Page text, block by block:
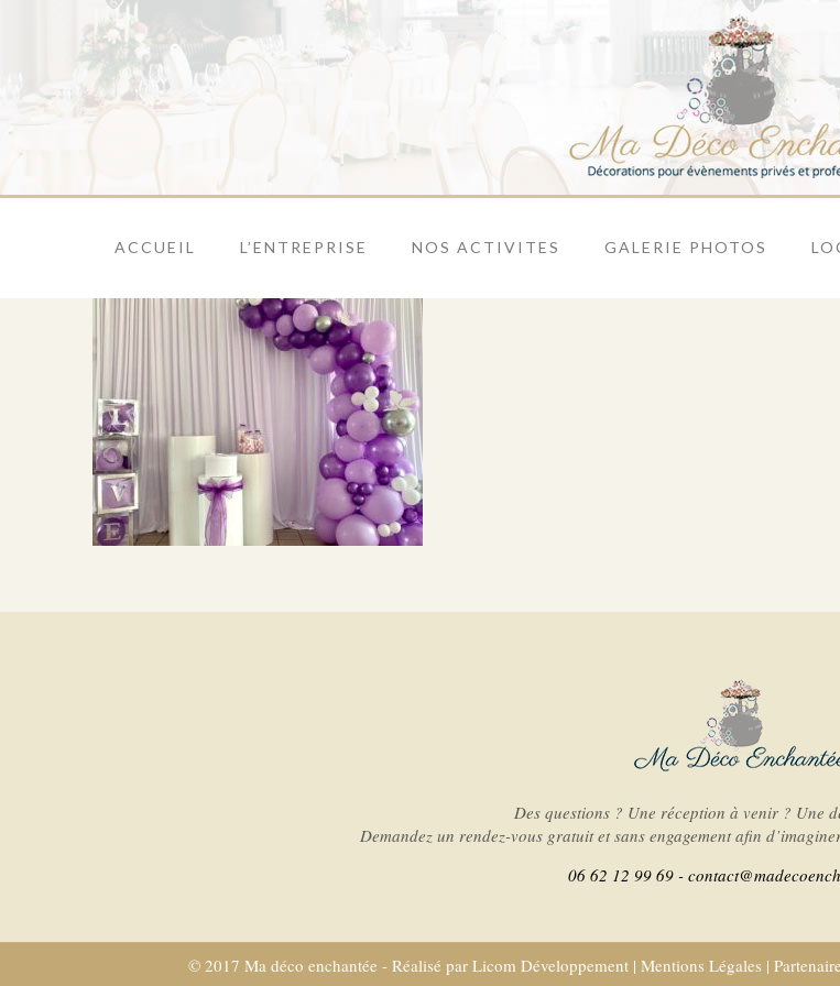
ACCUEIL L’ENTREPRISE NOS ACTIVITES GALERIE PHOTOS
Des questions ? Une réception à venir ? Une
Demandez un rendez-vous gratuit et sans engagement afin
06 62 12 99 69 -
© 2017 Ma déco enchantée - Réalisé par Licom Développement | Mentions Légales |